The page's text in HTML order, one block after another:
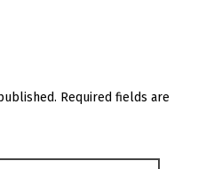
Required fields are